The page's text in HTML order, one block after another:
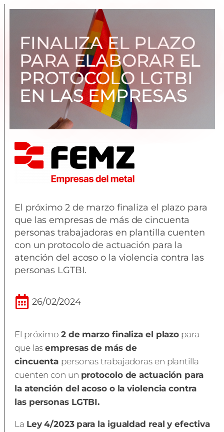
FINALIZA EL PLAZO
PARA ELABORAR EL
PROTOCOLO LGTBI
EN LAS EMPRESAS
El próximo 2 de marzo finaliza el plazo para
que las empresas de más de cincuenta
personas trabajadoras en plantilla cuenten
con un protocolo de actuación para la
atención del acoso o la violencia contra las
personas LGTBI.
26/02/2024
El próximo 2 de marzo finaliza el plazo para
que lasempresas de más de
cincuenta personas trabajadoras en plantilla
cuenten con un protocolo de actuación para
la atención del acoso o la violencia contra
las personas LGTBI.
La Ley 4/2023 para la igualdad real y efectiva